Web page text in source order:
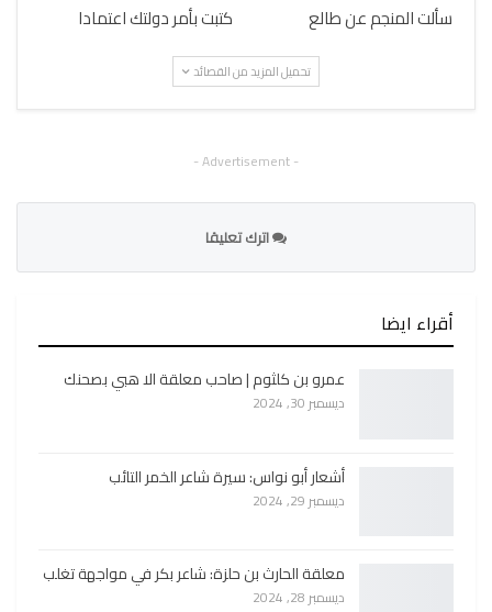
سألت المنجم عن طالع كتبت بأمر دولتك اعتمادا
تحميل المزيد من القصائد
- Advertisement -
اترك تعليقا
أقراء ايضا
عمرو بن كلثوم | صاحب معلقة الا هبي بصحنك
ديسمبر 30, 2024
أشعار أبو نواس: سيرة شاعر الخمر التائب
ديسمبر 29, 2024
معلقة الحارث بن حلزة: شاعر بكر في مواجهة تغلب
ديسمبر 28, 2024